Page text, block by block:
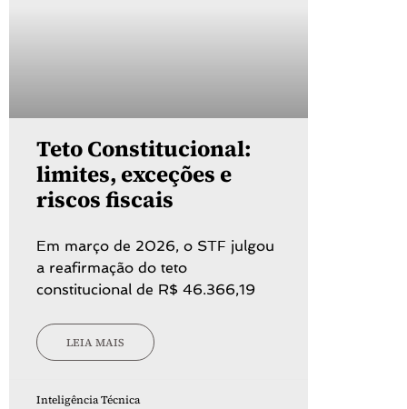
Teto Constitucional:
limites, exceções e
riscos fiscais
Em março de 2026, o STF julgou
a reafirmação do teto
constitucional de R$ 46.366,19
LEIA MAIS
Inteligência Técnica